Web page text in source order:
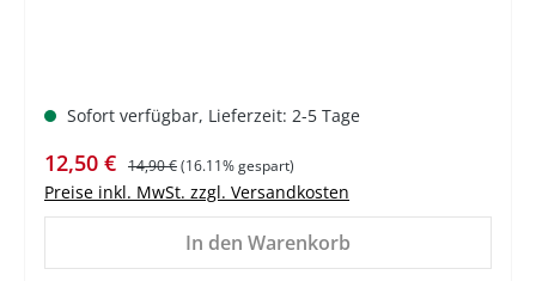
Sofort verfügbar, Lieferzeit: 2-5 Tage
Verkaufspreis:
12,50 € Regulärer Preis:
14,90 €(16.11% gespart)
Preise inkl. MwSt. zzgl. Versandkosten
In den Warenkorb